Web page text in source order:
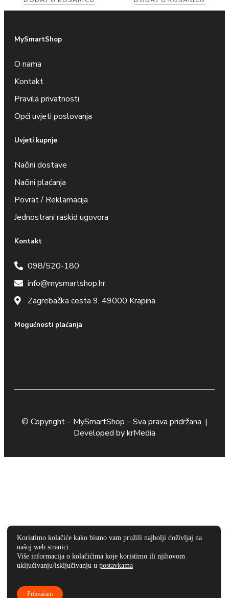
MySmartShop
O nama
Kontakt
Pravila privatnosti
Opći uvjeti poslovanja
Uvjeti kupnje
Načini dostave
Načini plaćanja
Povrat / Reklamacija
Jednostrani raskid ugovora
Kontakt
098/520-180
info@mysmartshop.hr
Zagrebačka cesta 9, 49000 Krapina
Mogućnosti plaćanja
© Copyright – MySmartShop – Sva prava pridržana. |
Developed bykrMedia
Koristimo kolačiće kako bismo vam pružili najbolji doživljaj na
našoj web stranici.
Više informacija o kolačićima koje koristimo ili njihovom
uključivanju/isključivanju u postavkama
Prihvaćam